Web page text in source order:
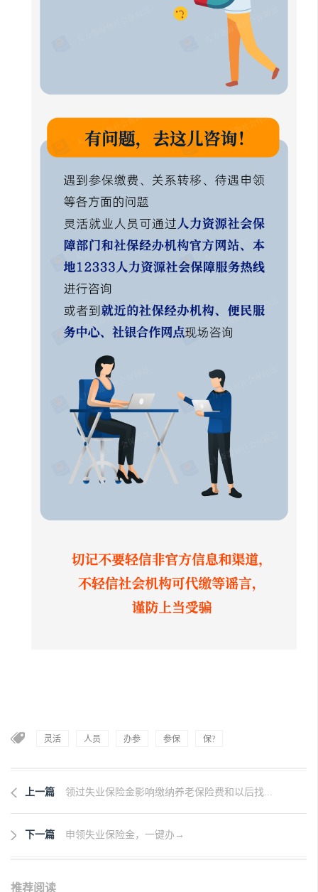
灵活 人员 办参 参保 保?
上一篇 领过失业保险金影响缴纳养老保险费和以后找...
下一篇 申领失业保险金，一键办→
推荐阅读